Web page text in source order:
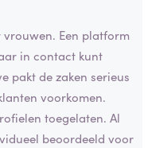
Een platform
in contact kunt
pakt de zaken serieus
voorkomen.
toegelaten. Al
beoordeeld voor